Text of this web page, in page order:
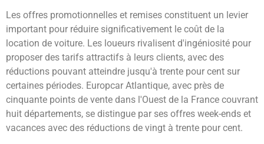
Les offres promotionnelles et remises constituent un levier
important pour réduire significativement le coût de la
location de voiture. Les loueurs rivalisent d'ingéniosité pour
proposer des tarifs attractifs à leurs clients, avec des
réductions pouvant atteindre jusqu'à trente pour cent sur
certaines périodes. Europcar Atlantique, avec près de
cinquante points de vente dans l'Ouest de la France couvrant
huit départements, se distingue par ses offres week-ends et
vacances avec des réductions de vingt à trente pour cent.